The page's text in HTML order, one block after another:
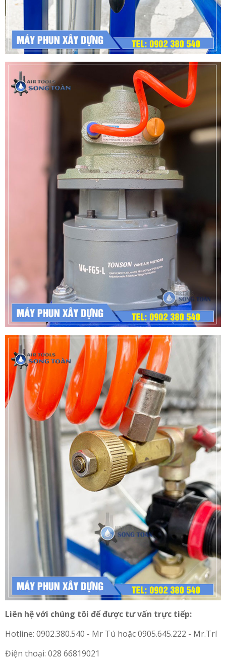
Liên hệ với chúng tôi để được tư vấn trực tiếp:
Hotline: 0902.380.540 - Mr Tú hoặc 0905.645.222 - Mr.Trí
Điện thoại: 028 66819021